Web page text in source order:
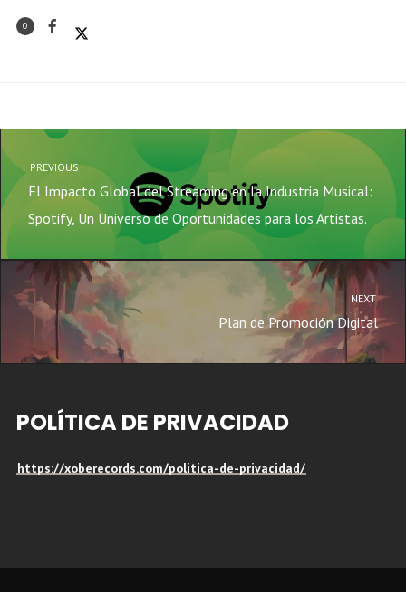
0
PREVIOUS
El Impacto Global del Streaming en la Industria Musical:
Spotify, Un Universo de Oportunidades para los Artistas.
NEXT
Plan de Promoción Digital
POLÍTICA DE PRIVACIDAD
https://xoberecords.com/politica-de-privacidad/